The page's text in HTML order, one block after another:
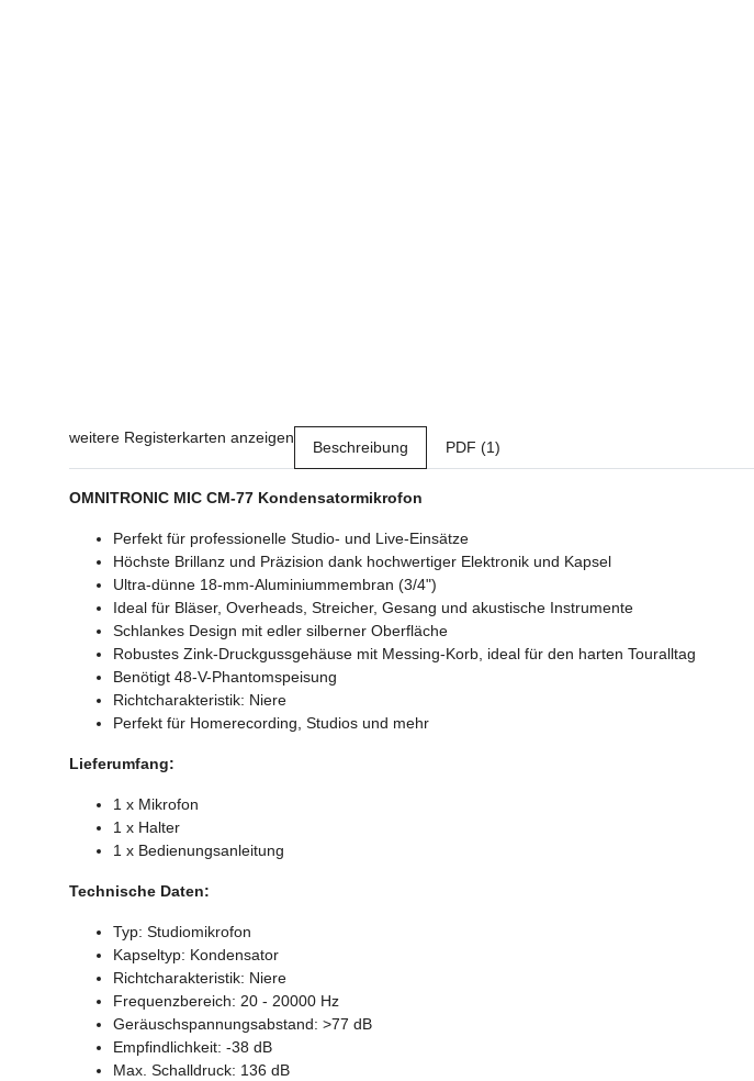
weitere Registerkarten anzeigen
Beschreibung PDF (1)
OMNITRONIC MIC CM-77 Kondensatormikrofon
Perfekt für professionelle Studio- und Live-Einsätze
Höchste Brillanz und Präzision dank hochwertiger Elektronik und Kapsel
Ultra-dünne 18-mm-Aluminiummembran (3/4")
Ideal für Bläser, Overheads, Streicher, Gesang und akustische Instrumente
Schlankes Design mit edler silberner Oberfläche
Robustes Zink-Druckgussgehäuse mit Messing-Korb, ideal für den harten Touralltag
Benötigt 48-V-Phantomspeisung
Richtcharakteristik: Niere
Perfekt für Homerecording, Studios und mehr
Lieferumfang:
1 x Mikrofon
1 x Halter
1 x Bedienungsanleitung
Technische Daten:
Typ: Studiomikrofon
Kapseltyp: Kondensator
Richtcharakteristik: Niere
Frequenzbereich: 20 - 20000 Hz
Geräuschspannungsabstand: >77 dB
Empfindlichkeit: -38 dB
Max. Schalldruck: 136 dB